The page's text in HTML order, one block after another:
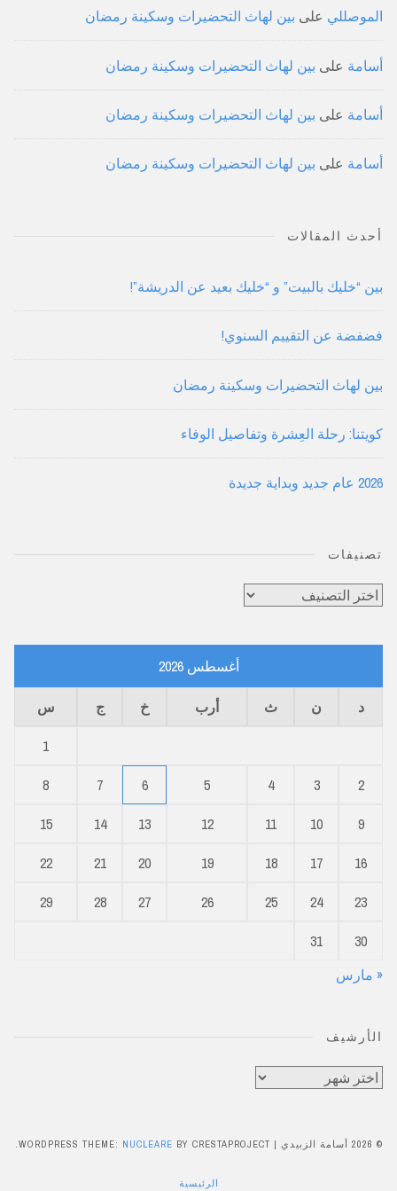
الموصللي على بين لهاث التحضيرات وسكينة رمضان
أسامة على بين لهاث التحضيرات وسكينة رمضان
أسامة على بين لهاث التحضيرات وسكينة رمضان
أسامة على بين لهاث التحضيرات وسكينة رمضان
أحدث المقالات
بين “خليك بالبيت” و “خليك بعيد عن الدريشة”!
فضفضة عن التقييم السنوي!
بين لهاث التحضيرات وسكينة رمضان
كويتنا: رحلة العِشرة وتفاصيل الوفاء
2026 عام جديد وبداية جديدة
تصنيفات
تصنيفات
أغسطس 2026
د ن ث أرب خ ج
س
1
2
3
4
5
6
7
8
9
10
11
12
13
14
15
16
17
18
19
20
21
22
23
24
25
26
27
28
29
30
31
« مارس
الأرشيف
الأرشيف
© 2026 أسامة الزبيدي |
WORDPRESS THEME: NUCLEARE BY CRESTAPROJECT.
الرئيسية